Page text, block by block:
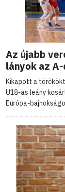
Az újabb
lányok az
Kikapott a
U18-as leány
Európa-